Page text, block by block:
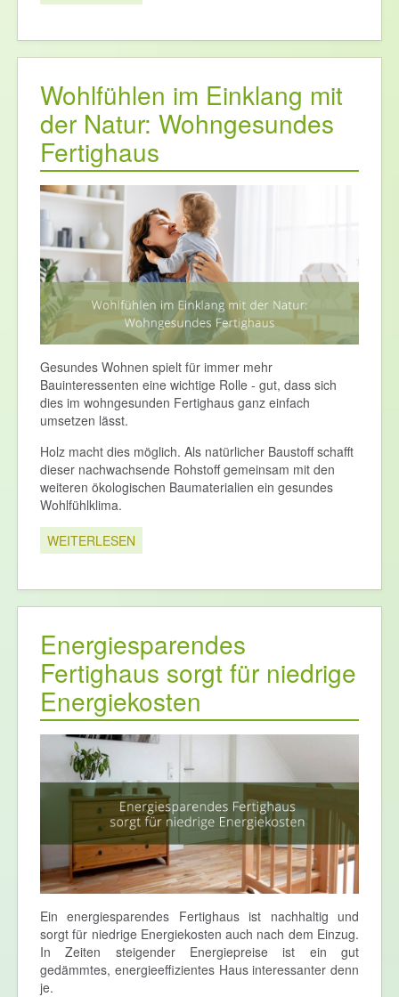
Wohlfühlen im Einklang mit
der Natur: Wohngesundes
Fertighaus
Gesundes Wohnen spielt für immer mehr
Bauinteressenten eine wichtige Rolle - gut, dass sich
dies im wohngesunden Fertighaus ganz einfach
umsetzen lässt.
Holz macht dies möglich. Als natürlicher Baustoff schafft
dieser nachwachsende Rohstoff gemeinsam mit den
weiteren ökologischen Baumaterialien ein gesundes
Wohlfühlklima.
WEITERLESEN
Energiesparendes
Fertighaus sorgt für niedrige
Energiekosten
Ein energiesparendes Fertighaus ist nachhaltig und
sorgt für niedrige Energiekosten auch nach dem Einzug.
In Zeiten steigender Energiepreise ist ein gut
gedämmtes, energieeffizientes Haus interessanter denn
je.